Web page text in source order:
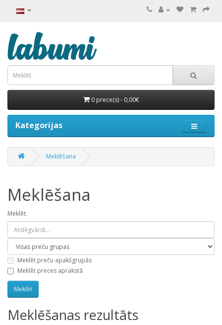
0 prece(s) - 0,00€
Kategorijas
Meklēšana
Meklēšana
Meklēt:
Meklēt preču apakšgrupās
Meklēt preces aprakstā
Meklēšanas rezultāts